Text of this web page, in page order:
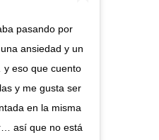
pasando por
ansiedad y un
y eso que cuento
y me gusta ser
en la misma
así que no está